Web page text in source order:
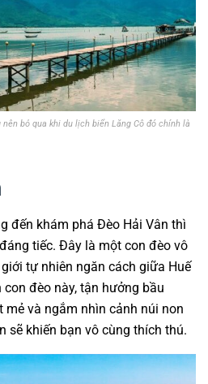
bỏ qua khi du lịch biển Lăng Cô đó chính là
đến khám phá Đèo Hải Vân thì
tiếc. Đây là một con đèo vô
tự nhiên ngăn cách giữa Huế
đèo này, tận hưởng bầu
mẻ và ngắm nhìn cảnh núi non
sẽ khiến bạn vô cùng thích thú.